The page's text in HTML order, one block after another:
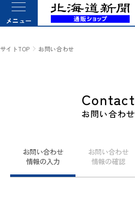
メニュー
サイトTOP お問い合わせ
Contact
お問い合わせ
お問い合わせ
情報の入力
お問い合わせ
情報の確認